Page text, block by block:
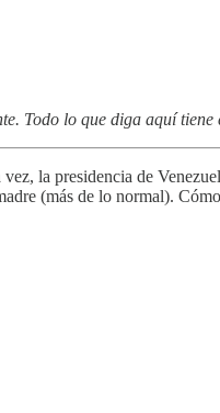
Todo lo que diga aquí tiene
la presidencia de
(más de lo normal).